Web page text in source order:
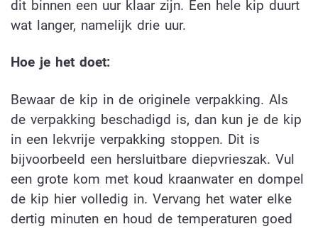
dit binnen een uur klaar zijn. Een hele kip duurt
wat langer, namelijk drie uur.
Hoe je het doet:
Bewaar de kip in de originele verpakking. Als
de verpakking beschadigd is, dan kun je de kip
in een lekvrije verpakking stoppen. Dit is
bijvoorbeeld een hersluitbare diepvrieszak. Vul
een grote kom met koud kraanwater en dompel
de kip hier volledig in. Vervang het water elke
dertig minuten en houd de temperaturen goed